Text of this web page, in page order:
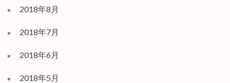
2018年8月
2018年7月
2018年6月
2018年5月